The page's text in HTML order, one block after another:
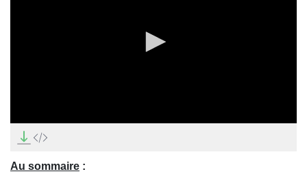
seconds
11
minutes,
Au sommaire :